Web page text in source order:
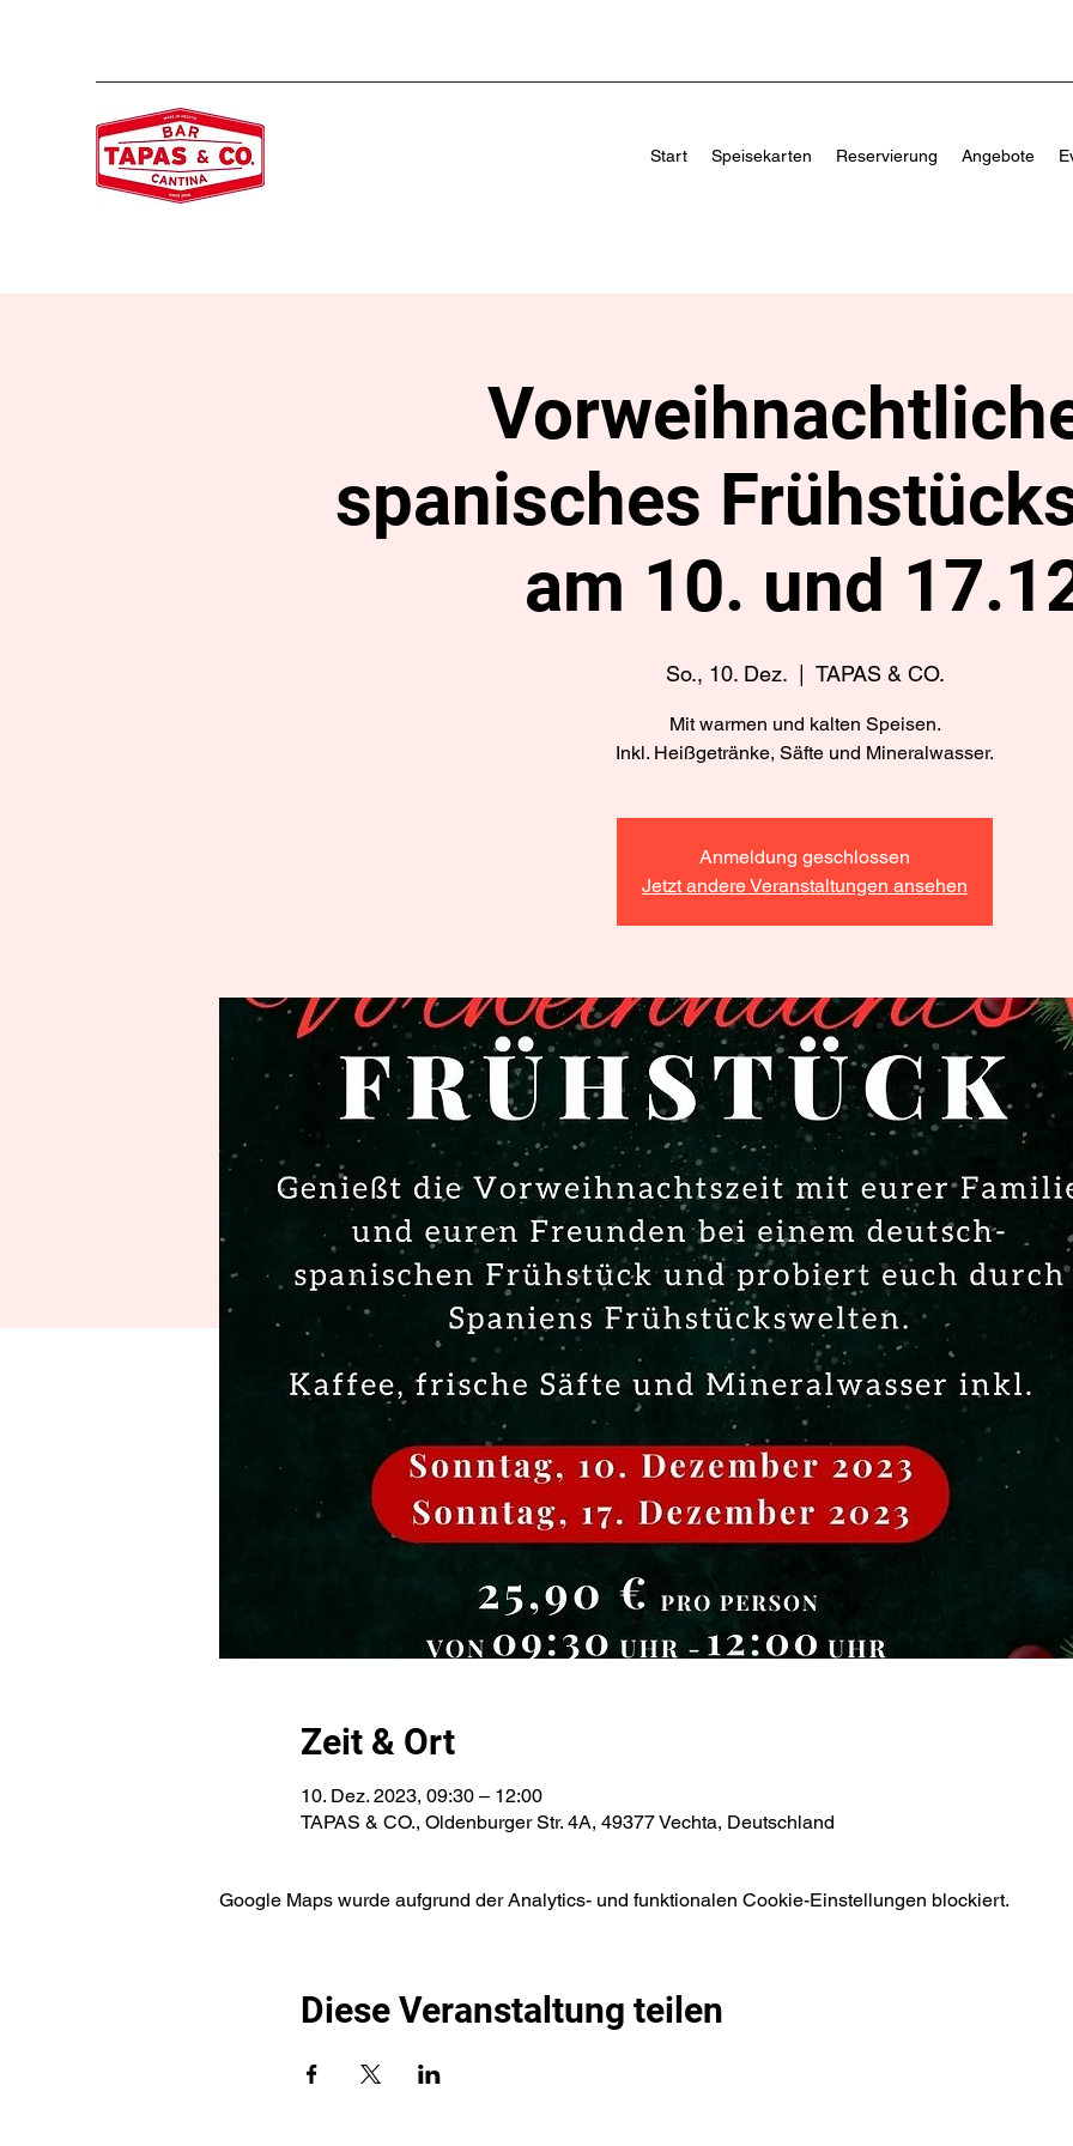
Start Speisekarten Reservierung Angebote
spanisches
am 10. und
So., 10. Dez.
  |
TAPAS & CO.
Mit warmen und kalten Speisen.
Inkl. Heißgetränke, Säfte und Mineralwasser.
Anmeldung geschlossen
Jetzt andere Veranstaltungen ansehen
Zeit & Ort
10. Dez. 2023, 09:30 – 12:00
TAPAS & CO., Oldenburger Str. 4A, 49377 Vechta, Deutschland
Google Maps wurde aufgrund der Analytics- und funktionalen Cookie-Einstellungen blockiert.
Diese Veranstaltung teilen